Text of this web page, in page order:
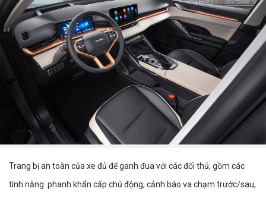
Trang bị an toàn của xe đủ để ganh đua với các đối thủ, gồm các
tính năng: phanh khẩn cấp chủ động, cảnh báo va chạm trước/sau,